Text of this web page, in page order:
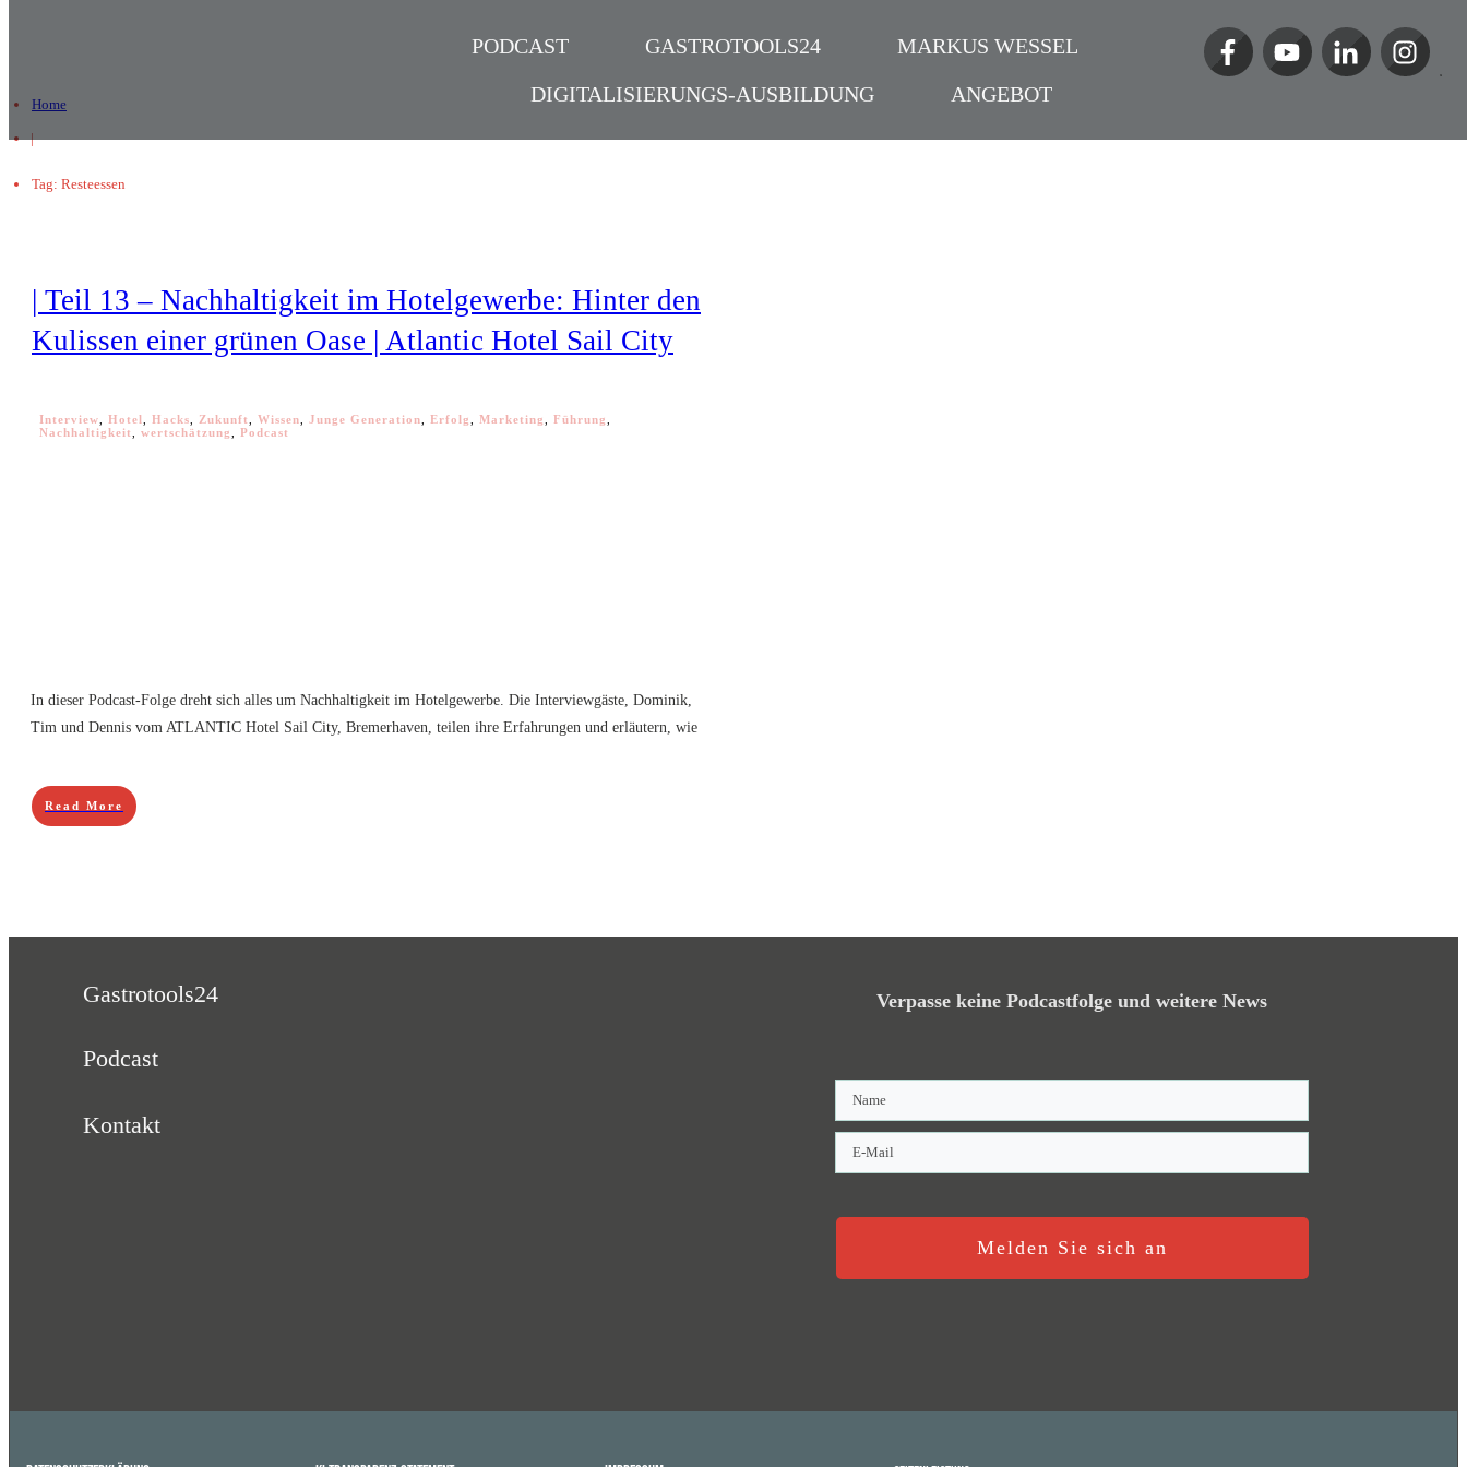
PODCAST GASTROTOOLS24
MARKUS WESSEL
DIGITALISIERUNGS-AUSBILDUNG
ANGEBOT
Home
|
Tag: Resteessen
| Teil 13 – Nachhaltigkeit im Hotelgewerbe: Hinter den
Kulissen einer grünen Oase | Atlantic Hotel Sail City
Interview Hotel Hacks Zukunft Wissen Junge Generation Erfolg Marketing Führung
Nachhaltigkeit
wertschätzung Podcast
In dieser Podcast-Folge dreht sich alles um Nachhaltigkeit im Hotelgewerbe. Die Interviewgäste, Dominik,
Tim und Dennis vom ATLANTIC Hotel Sail City, Bremerhaven, teilen ihre Erfahrungen und erläutern, wie
Read More
Gastrotools24
Podcast
Kontakt
Verpasse keine Podcastfolge und weitere News
Melden Sie sich an